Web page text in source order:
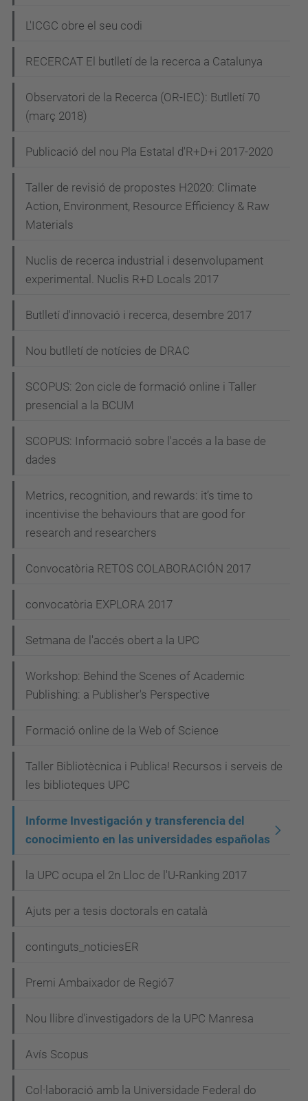
L'ICGC obre el seu codi
RECERCAT El butlletí de la recerca a Catalunya
Observatori de la Recerca (OR-IEC): Butlletí 70
(març 2018)
Publicació del nou Pla Estatal d'R+D+i 2017-2020
Taller de revisió de propostes H2020: Climate
Action, Environment, Resource Efficiency & Raw
Materials
Nuclis de recerca industrial i desenvolupament
experimental. Nuclis R+D Locals 2017
Butlletí d'innovació i recerca, desembre 2017
Nou butlletí de notícies de DRAC
SCOPUS: 2on cicle de formació online i Taller
presencial a la BCUM
SCOPUS: Informació sobre l'accés a la base de
dades
Metrics, recognition, and rewards: it’s time to
incentivise the behaviours that are good for
research and researchers
Convocatòria RETOS COLABORACIÓN 2017
convocatòria EXPLORA 2017
Setmana de l'accés obert a la UPC
Workshop: Behind the Scenes of Academic
Publishing: a Publisher's Perspective
Formació online de la Web of Science
Taller Bibliotècnica i Publica! Recursos i serveis de
les biblioteques UPC
Informe Investigación y transferencia del
conocimiento en las universidades españolas
la UPC ocupa el 2n Lloc de l'U-Ranking 2017
Ajuts per a tesis doctorals en català
continguts_noticiesER
Premi Ambaixador de Regió7
Nou llibre d'investigadors de la UPC Manresa
Avís Scopus
Col·laboració amb la Universidade Federal do